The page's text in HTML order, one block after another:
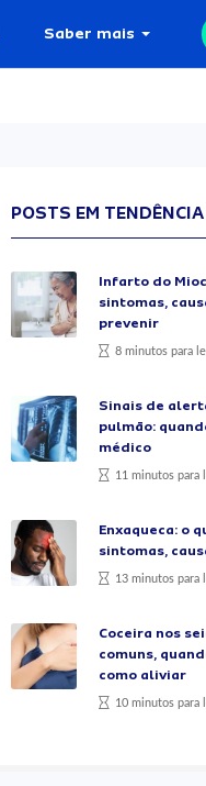
Saber mais
POSTS EM TENDÊNCIA
Infarto do
sintomas,
prevenir
8 minutos para
Sinais de
pulmão:
médico
11 minutos para
Enxaqueca: o
sintomas,
13 minutos para
Coceira nos
comuns,
como aliviar
10 minutos para